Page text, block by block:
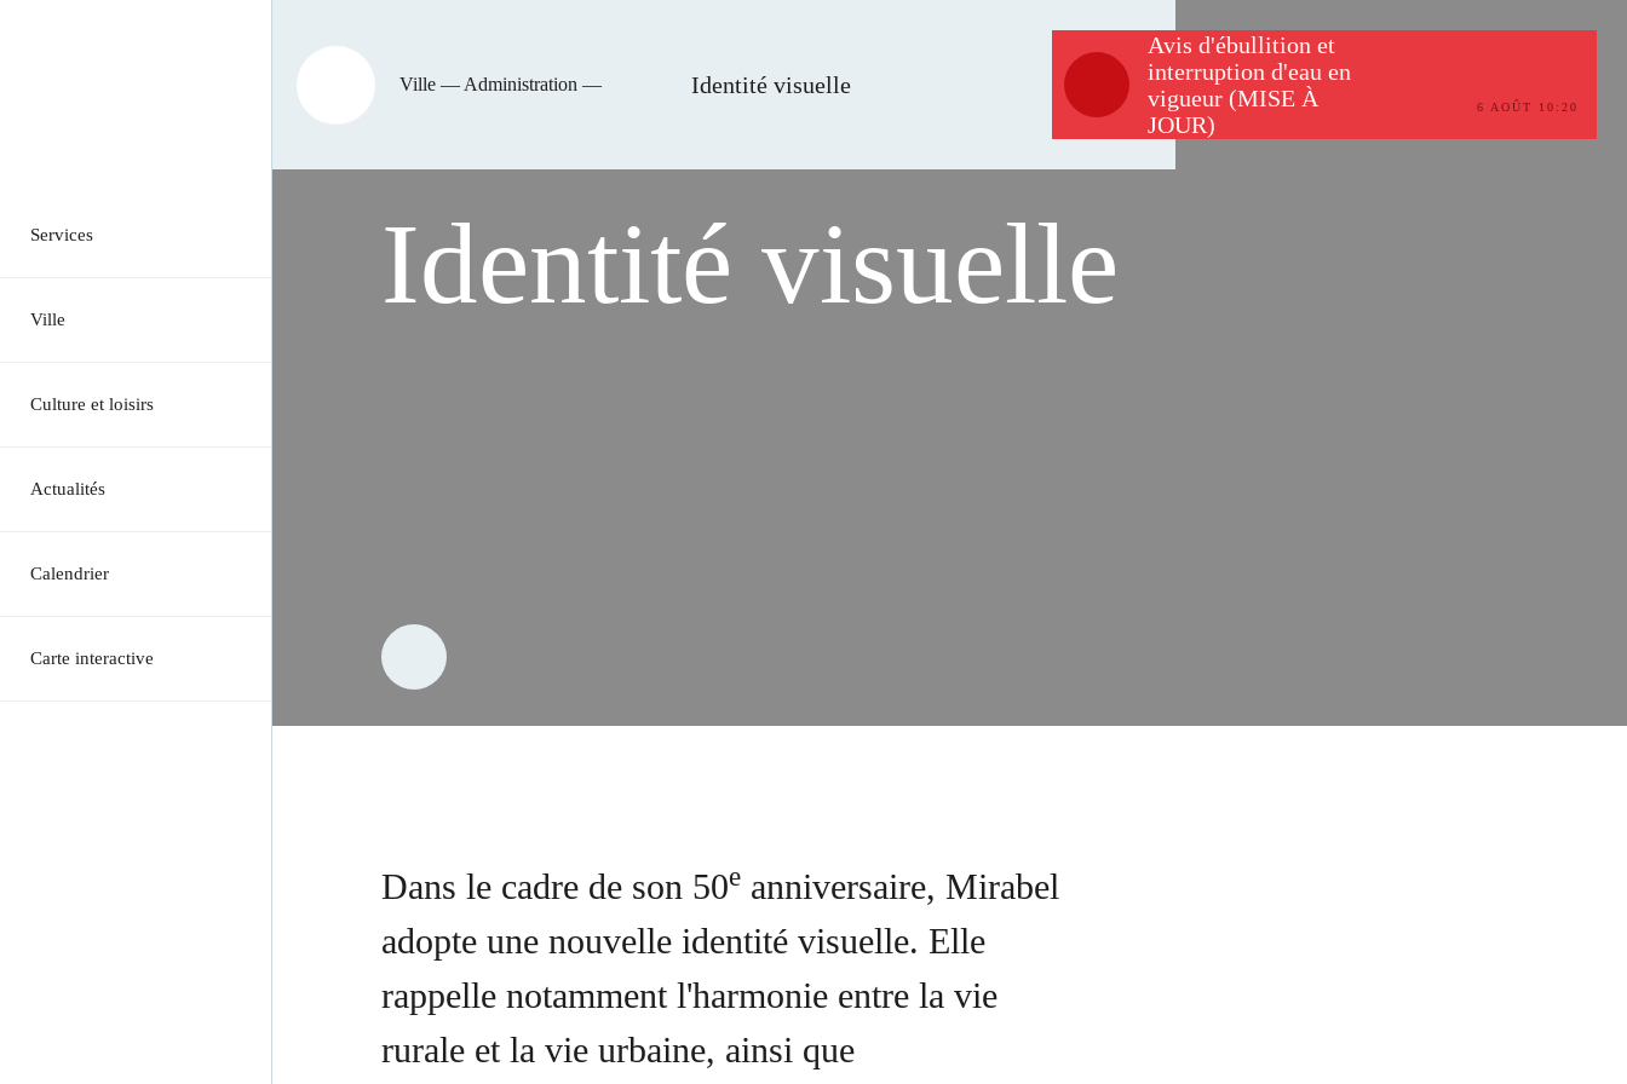
Services
Ville
Culture et loisirs
Actualités
Calendrier
Carte interactive
6 AOÛT 10:20
Avis d'ébullition et
interruption d'eau en
vigueur (MISE À
JOUR)
Ville — Administration — Identité visuelle
Identité visuelle
Dans le cadre de son 50e anniversaire, Mirabel
adopte une nouvelle identité visuelle. Elle
rappelle notamment l'harmonie entre la vie
rurale et la vie urbaine, ainsi que